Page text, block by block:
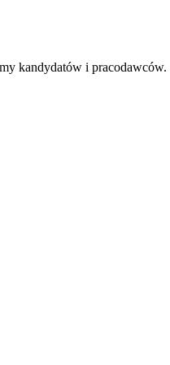
kandydatów i pracodawców.